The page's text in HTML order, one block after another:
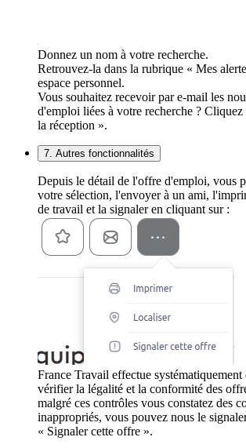
Donnez un nom à votre recherche.
Retrouvez-la dans la rubrique « Mes
espace personnel.
Vous souhaitez recevoir par e-mail les
d'emploi liées à votre recherche ?
la réception ».
7. Autres fonctionnalités
Depuis le détail de l'offre d'emploi, vous
votre sélection, l'envoyer à un ami,
de travail et la signaler en cliquant sur :
France Travail effectue
vérifier la légalité et la conformité des
malgré ces contrôles vous constatez des
inappropriés, vous pouvez nous le
« Signaler cette offre ».